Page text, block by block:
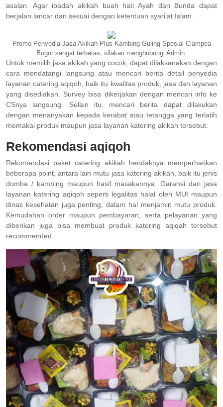
asalan. Agar ibadah akikah buah hati Ayah dan Bunda dapat
berjalan lancar dan sesuai dengan ketentuan syari’at Islam.
Promo Penyedia Jasa Akikah Plus Kambing Guling Spesial Ciampea
Bogor sangat terbatas, silakan menghubungi Admin.
Untuk memilih jasa akikah yang cocok, dapat dilaksanakan dengan
cara mendatangi langsung atau mencari berita detail penyedia
layanan catering aqiqoh, baik itu kwalitas produk, jasa dan layanan
yang disediakan. Survey bisa dikerjakan dengan mencari info ke
CSnya langsung. Selain itu, mencari berita dapat dilakukan
dengan menanyakan kepada kerabat atau tetangga yang terlatih
memakai produk maupun jasa layanan katering akikah tersebut.
Rekomendasi aqiqoh
Rekomendasi paket catering akikah hendaknya memperhatikan
beberapa point, antara lain mutu jasa katering akikah, baik itu jenis
domba / kambing maupun hasil masakannya. Garansi dari jasa
layanan katering aqiqoh seperti legalitas halal oleh MUI maupun
dinas kesehatan juga penting, dalam hal menjamin mutu produk.
Kemudahan order maupun pembayaran, serta pelayanan yang
diberikan juga bisa membuat produk katering aqiqah tersebut
recommended.